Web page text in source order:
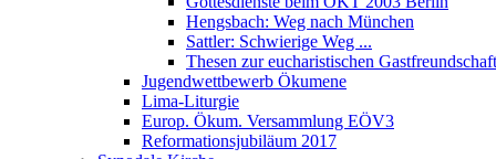
Hengsbach: Weg nach München
Sattler: Schwierige Weg ...
Thesen zur eucharistischen Gastfreundschaft
Jugendwettbewerb Ökumene
Lima-Liturgie
Europ. Ökum. Versammlung EÖV3
Reformationsjubiläum 2017